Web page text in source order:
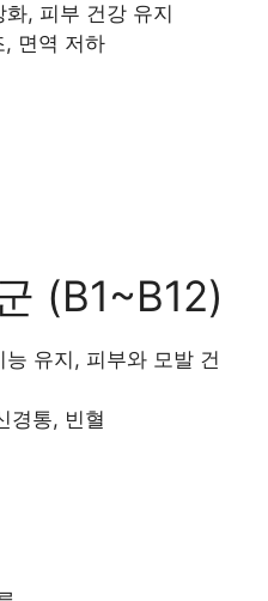
, 피부 건강 유지
, 면역 저하
(B1~B12)
유지, 피부와 모발 건
경통, 빈혈